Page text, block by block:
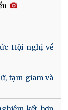
Hội nghị về
tạm giam và